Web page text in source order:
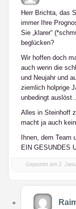
Herr Brichta, das
immer Ihre
Sie „klarer“
beglücken?
Wir hoffen doch
auch wenn die
und Neujahr und
ziemlich holprige
unbedingt
Alles in Steinhoff
macht ja auch
Ihnen, dem Team
EIN GESUNDES
Gepostet am 2.